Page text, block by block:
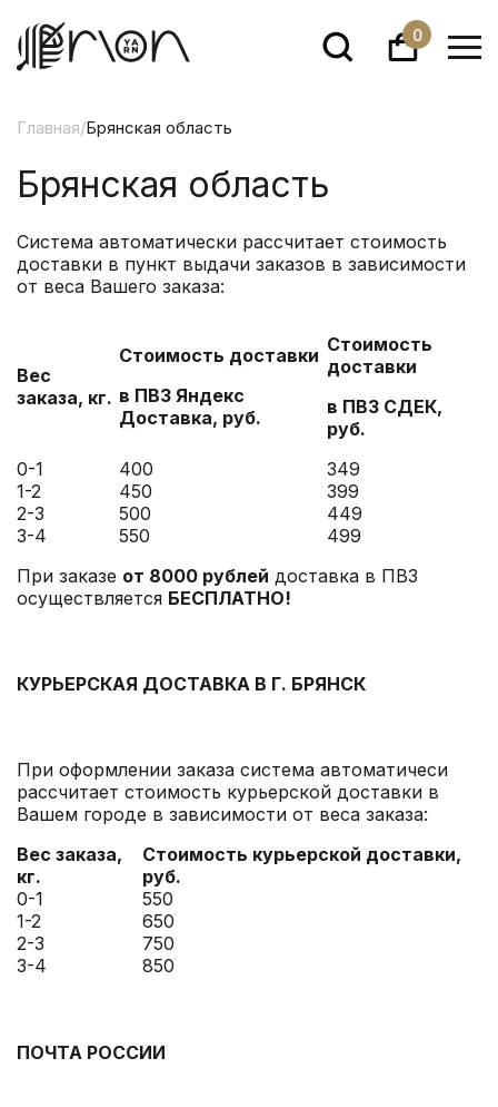
0
Главная/Брянская область
Брянская область
Система автоматически рассчитает стоимость
доставки в пункт выдачи заказов в зависимости
от веса Вашего заказа:
Вес
заказа, кг.
Стоимость доставки
в ПВЗ Яндекс
Доставка, руб.
Стоимость
доставки
в ПВЗ СДЕК,
руб.
0-1
400
349
1-2
450
399
2-3
500
449
3-4
550
499
При заказе от 8000 рублей доставка в ПВЗ
осуществляется БЕСПЛАТНО!
КУРЬЕРСКАЯ ДОСТАВКА В Г. БРЯНСК
При оформлении заказа система автоматичеси
рассчитает стоимость курьерской доставки в
Вашем городе в зависимости от веса заказа:
Вес заказа,
кг.
Стоимость курьерской доставки,
руб.
0-1
550
1-2
650
2-3
750
3-4
850
ПОЧТА РОССИИ